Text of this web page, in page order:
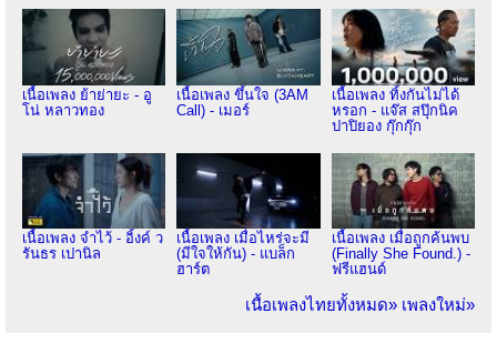
เนื้อเพลง ย้าย่ายะ - อู
โน่ หลาวทอง
เนื้อเพลง ขึ้นใจ (3AM
Call) - เมอร์
เนื้อเพลง ทิ้งกันไม่ได้
หรอก - แจ๊ส สปุ๊กนิค
ปาปิยอง กุ๊กกุ๊ก
เนื้อเพลง จำไว้ - อิ้งค์ ว
รันธร เปานิล
เนื้อเพลง เมื่อไหร่จะมี
(มีใจให้กัน) - แบล็ก
ฮาร์ต
เนื้อเพลง เมื่อถูกค้นพบ
(Finally She Found.) -
ฟรีแฮนด์
เนื้อเพลงไทยทั้งหมด» เพลงใหม่»